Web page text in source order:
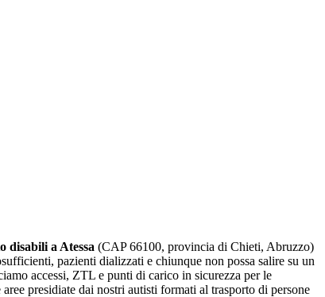
disabili a Atessa (CAP66100, provincia di Chieti, Abruzzo)
pazienti dializzati e chiunque non possa salire su un
accessi, ZTL e punti di carico in sicurezza per le
aree presidiate dai nostri autisti formati al trasporto di persone